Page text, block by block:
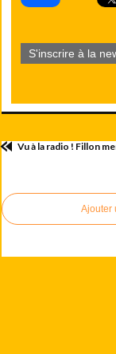
S'inscrire à la
Vu à la radio ! Fillon
Ajouter